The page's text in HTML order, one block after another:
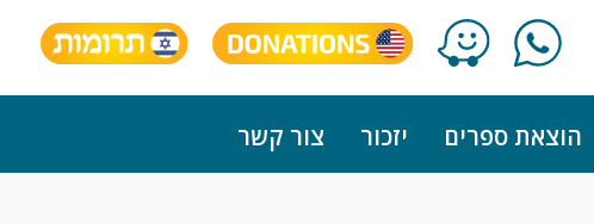
הוצאת ספרים יזכור צור קשר